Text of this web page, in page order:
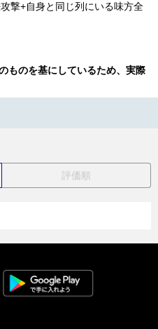
撃+自身と同じ列にいる味方全
ものを基にしているため、実際
評価順